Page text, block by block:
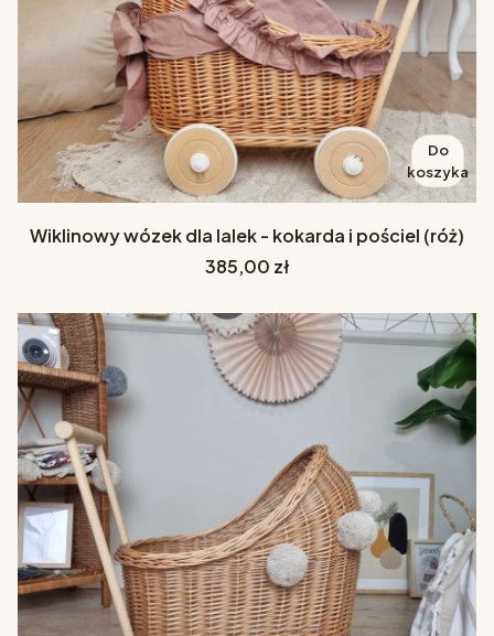
Do
koszyka
Wiklinowy wózek dla lalek - kokarda i pościel (róż)
Cena
385,00 zł